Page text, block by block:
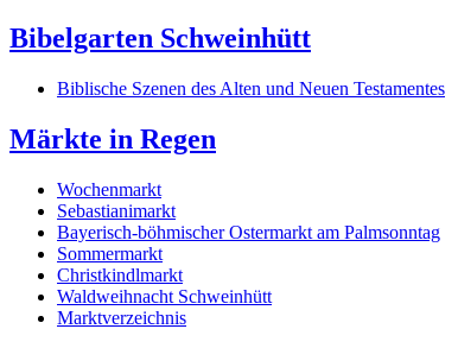
Bibelgarten Schweinhütt
Biblische Szenen des Alten und Neuen Testamentes
Märkte in Regen
Wochenmarkt
Sebastianimarkt
Bayerisch-böhmischer Ostermarkt am Palmsonntag
Sommermarkt
Christkindlmarkt
Waldweihnacht Schweinhütt
Marktverzeichnis